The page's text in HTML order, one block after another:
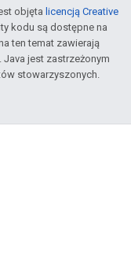
objęta licencją Creative
kodu są dostępne na
ten temat zawierają
. Java jest zastrzeżonym
stowarzyszonych.